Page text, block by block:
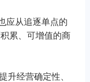
从追逐单点的
累、可增值的商
经营确定性、